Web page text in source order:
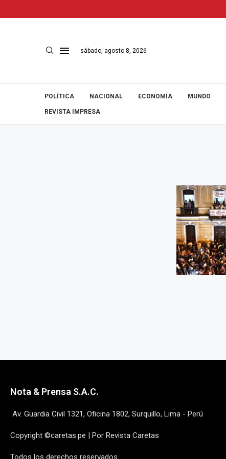
sábado, agosto 8, 2026
POLÍTICA NACIONAL ECONOMÍA MUNDO
REVISTA IMPRESA
Nota & Prensa S.A.C.
Av. Guardia Civil 1321, Oficina 1802, Surquillo, Lima - Perú
Copyright ©caretas.pe | Por Revista Caretas
Todos los derechos reservados